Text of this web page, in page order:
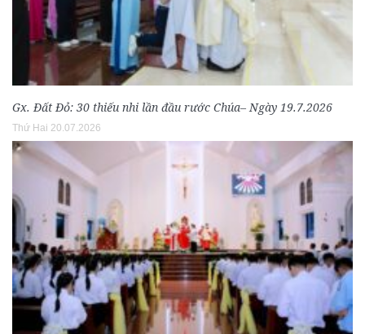
Gx. Đất Đỏ: 30 thiếu nhi lần đầu rước Chúa– Ngày 19.7.2026
Thứ Hai 20.07.2026